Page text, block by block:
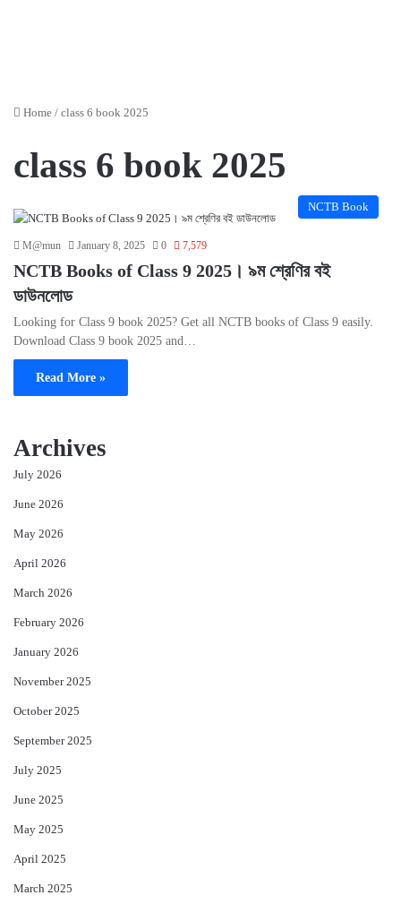
Home / class 6 book 2025
class 6 book 2025
NCTB Book
M@mun January 8, 2025 0 7,579
NCTB Books of Class 9 2025। ৯ম শ্রেণির বই
ডাউনলোড
Looking for Class 9 book 2025? Get all NCTB books of Class 9 easily.
Download Class 9 book 2025 and…
Read More »
Archives
July 2026
June 2026
May 2026
April 2026
March 2026
February 2026
January 2026
November 2025
October 2025
September 2025
July 2025
June 2025
May 2025
April 2025
March 2025